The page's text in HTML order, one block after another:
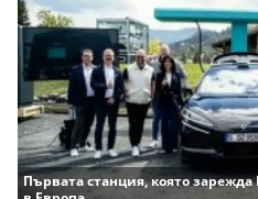
Първата станция, която